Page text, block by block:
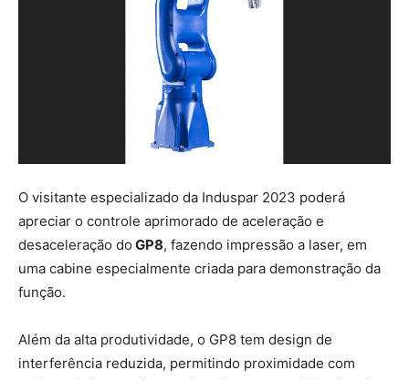
O visitante especializado da Induspar 2023 poderá
apreciar o controle aprimorado de aceleração e
desaceleração do GP8, fazendo impressão a laser, em
uma cabine especialmente criada para demonstração da
função.
Além da alta produtividade, o GP8 tem design de
interferência reduzida, permitindo proximidade com